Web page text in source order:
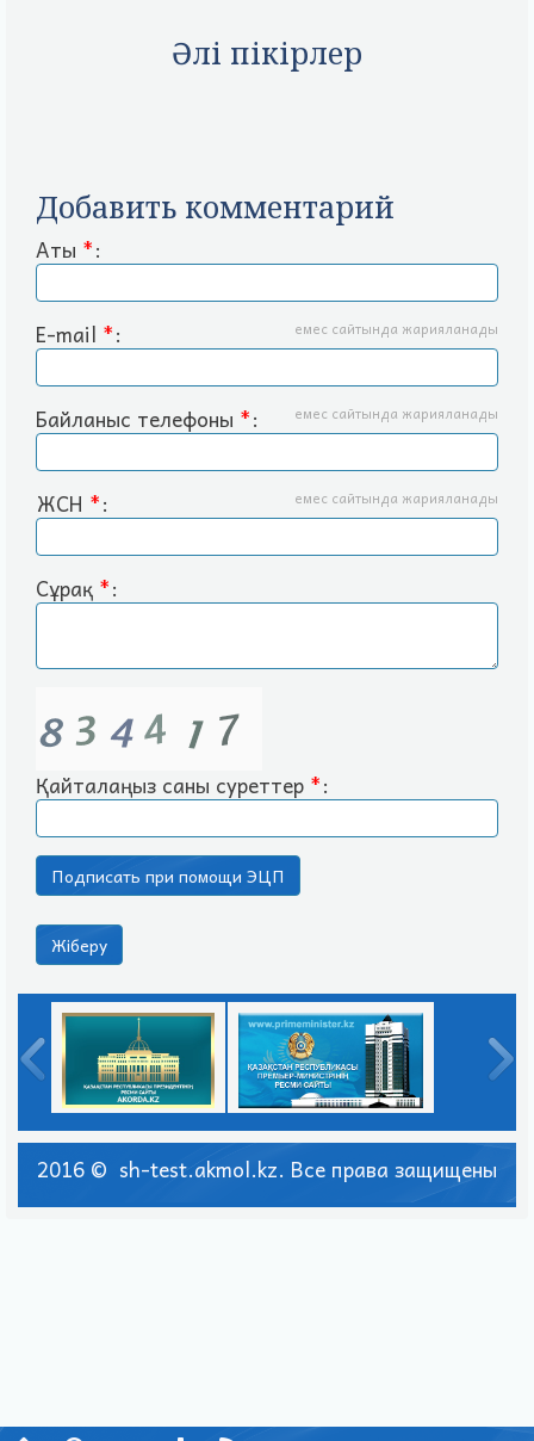
Әлі пікірлер
Добавить комментарий
Аты *:
E-mail *: емес сайтында жарияланады
Байланыс телефоны *: емес сайтында жарияланады
ЖСН *: емес сайтында жарияланады
Сұрақ *:
Қайталаңыз саны суреттер *:
2016 © sh-test.akmol.kz. Все права защищены